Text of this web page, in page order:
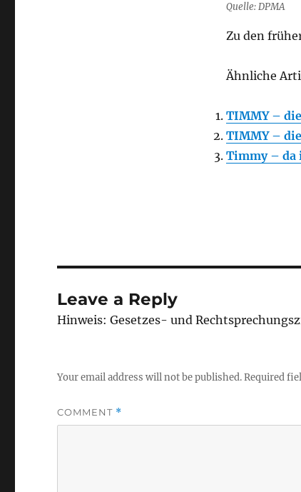
Quelle: DPMA
Zu den
Ähnliche
TIMMY –
TIMMY –
Timmy – da
Leave a Reply
Hinweis: Gesetzes- und
Your email address will not be published.Required
COMMENT *